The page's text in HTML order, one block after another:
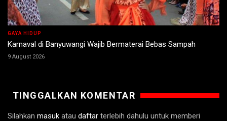
GAYA HIDUP
Karnaval di Banyuwangi Wajib Bermaterai Bebas Sampah
9 August 2026
TINGGALKAN KOMENTAR
Silahkan masuk atau daftar terlebih dahulu untuk memberi